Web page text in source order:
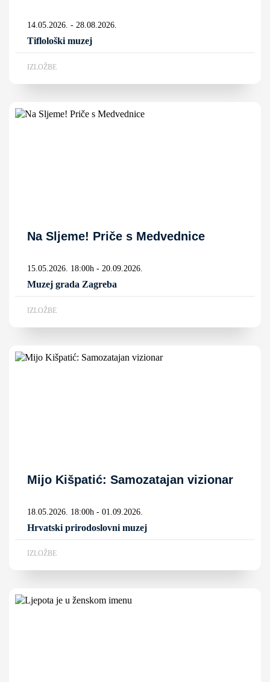
14.05.2026. - 28.08.2026.
Tiflološki muzej
IZLOŽBE
Na Sljeme! Priče s Medvednice
15.05.2026. 18:00h - 20.09.2026.
Muzej grada Zagreba
IZLOŽBE
Mijo Kišpatić: Samozatajan vizionar
18.05.2026. 18:00h - 01.09.2026.
Hrvatski prirodoslovni muzej
IZLOŽBE